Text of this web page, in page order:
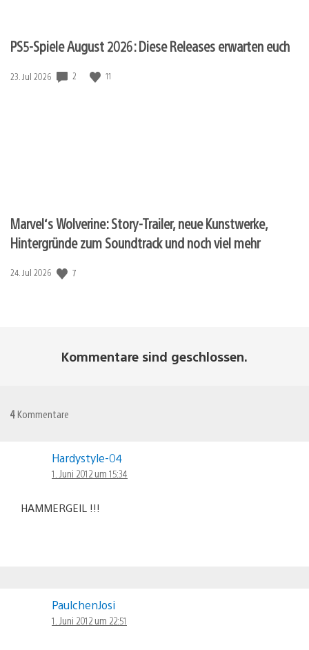
PS5-Spiele August 2026: Diese Releases erwarten euch
Veröffentlichungsdatum:
23. Jul 2026 2 11
Marvel‘s Wolverine: Story-Trailer, neue Kunstwerke,
Hintergründe zum Soundtrack und noch viel mehr
Veröffentlichungsdatum:
24. Jul 2026 7
Kommentare sind geschlossen.
4 Kommentare
Hardystyle-04
1. Juni 2012 um 15:34
HAMMERGEIL !!!
PaulchenJosi
1. Juni 2012 um 22:51